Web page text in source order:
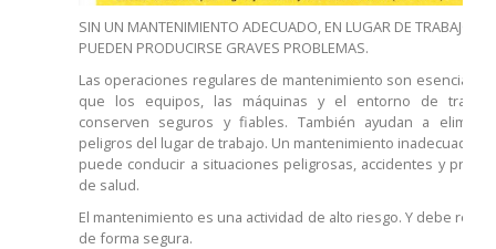
SIN UN MANTENIMIENTO ADECUADO, EN LUGAR DE TRABAJO
PUEDEN PRODUCIRSE GRAVES PROBLEMAS.
Las operaciones regulares de mantenimiento son esenciales
que los equipos, las máquinas y el entorno de
conserven seguros y fiables. También ayudan a
peligros del lugar de trabajo. Un mantenimiento inadecuado o
puede conducir a situaciones peligrosas, accidentes y
de salud.
El mantenimiento es una actividad de alto riesgo. Y debe
de forma segura.